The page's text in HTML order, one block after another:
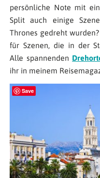
persönliche Note mit
Split auch einige
Thrones gedreht
für Szenen, die in der
Alle spannenden
ihr in meinem
Save